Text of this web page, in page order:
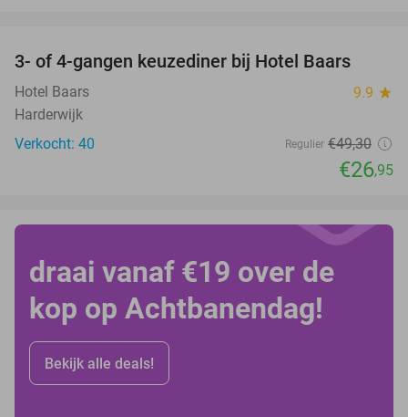
3- of 4-gangen keuzediner bij Hotel Baars
Hotel Baars 9.9 star
Harderwijk
Verkocht: 40
Regulier €49,30
€26,95
draai vanaf €19 over de
kop op Achtbanendag!
Bekijk alle deals!